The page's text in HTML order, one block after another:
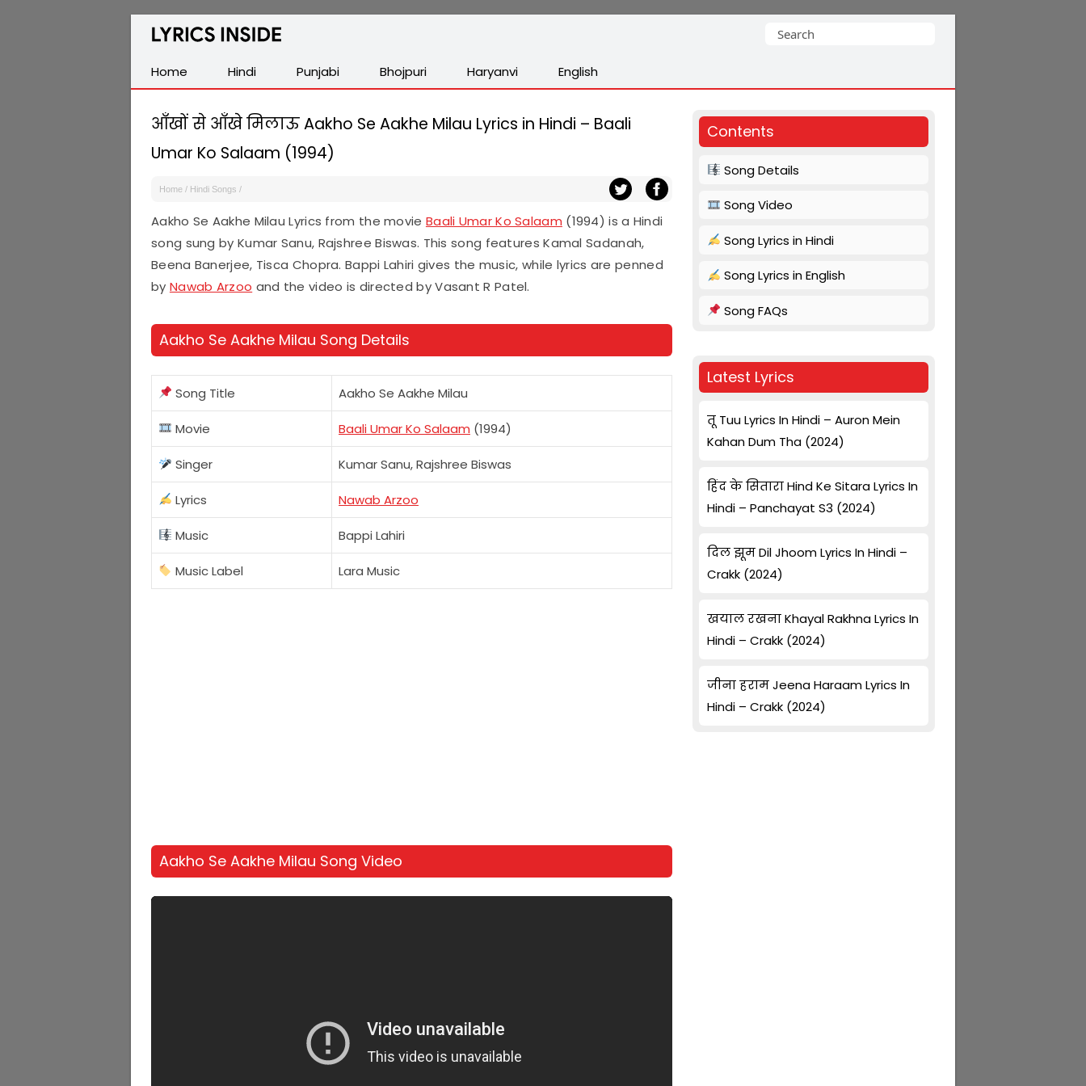
Latest
Hindi,
Tamil,
Malayalam,
Telugu,
English,
Punjabi
Search
Home
Hindi Punjabi Bhojpuri Haryanvi English
आँखों से आँखे मिलाऊ Aakho Se Aakhe Milau Lyrics in Hindi – Baali
Umar Ko Salaam (1994)
Home / Hindi Songs /
Aakho Se Aakhe Milau Lyrics from the movie Baali Umar Ko Salaam (1994) is a Hindi
song sung by Kumar Sanu, Rajshree Biswas. This song features Kamal Sadanah,
Beena Banerjee, Tisca Chopra. Bappi Lahiri gives the music, while lyrics are penned
by Nawab Arzoo and the video is directed by Vasant R Patel.
Aakho Se Aakhe Milau Song Details
Song Title Aakho Se Aakhe Milau
Movie Baali Umar Ko Salaam (1994)
Singer Kumar Sanu, Rajshree Biswas
Lyrics Nawab Arzoo
Music Bappi Lahiri
Music Label Lara Music
Aakho Se Aakhe Milau Song Video
Contents
Song Details
Song Video
Song Lyrics in Hindi
Song Lyrics in English
Song FAQs
Latest Lyrics
तू Tuu Lyrics In Hindi – Auron Mein
Kahan Dum Tha (2024)
हिंद के सितारा Hind Ke Sitara Lyrics In
Hindi – Panchayat S3 (2024)
दिल झूम Dil Jhoom Lyrics In Hindi –
Crakk (2024)
खयाल रखना Khayal Rakhna Lyrics In
Hindi – Crakk (2024)
जीना हराम Jeena Haraam Lyrics In
Hindi – Crakk (2024)